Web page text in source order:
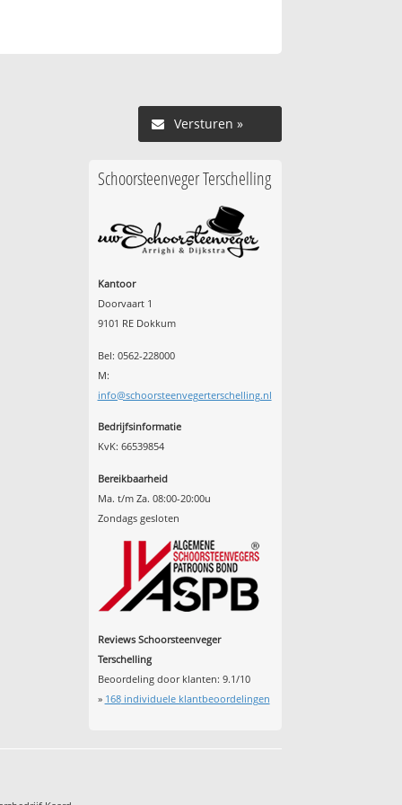
Versturen »
Schoorsteenveger Terschelling
Kantoor
Doorvaart 1
9101 RE Dokkum
Bel: 0562-228000
M:
info@schoorsteenvegerterschelling.nl
Bedrijfsinformatie
KvK: 66539854
Bereikbaarheid
Ma. t/m Za. 08:00-20:00u
Zondags gesloten
Reviews Schoorsteenveger
Terschelling
Beoordeling door klanten: 9.1/10
» 168individuele klantbeoordelingen